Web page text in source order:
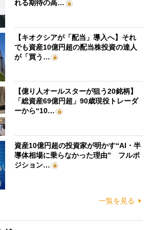
れる期待の高…
【キオクシアが「配当」導入へ】それ
でも資産10億円超の配当株投資の達人
が「買う…
【億り人オールスターが狙う20銘柄】
「総資産69億円超」90歳現役トレーダ
ーから“10…
資産10億円超の投資家が明かす“AI・半
導体相場に乗らなかった理由” フルポ
ジション…
一覧を見る